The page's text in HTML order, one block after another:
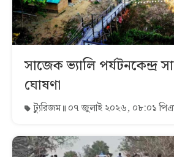
সাজেক ভ্যালি পর্যটনকেন্দ্র
ঘোষণা
ট্যুরিজম ০৭ জুলাই ২০২৬, ০৮:০১